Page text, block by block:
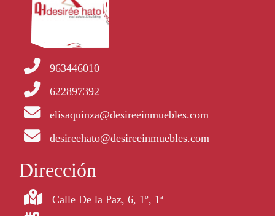
963446010
622897392
elisaquinza@desireeinmuebles.com
desireehato@desireeinmuebles.com
Dirección
Calle De la Paz, 6, 1º, 1ª